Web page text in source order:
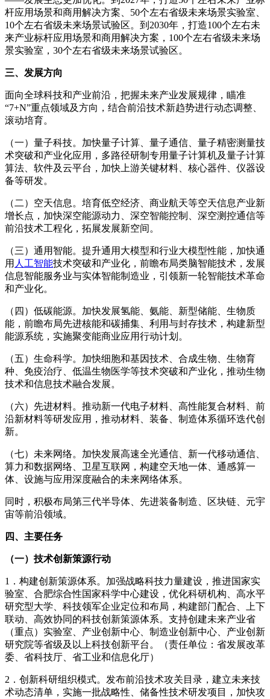
杆应用场景和商用解决方案、50个左右省级未来场景实验室、
10个左右省级未来场景试验区。到2030年，打造100个左右未
来产业标杆应用场景和商用解决方案，100个左右省级未来场
景实验室，30个左右省级未来场景试验区。
三、发展方向
面向全球科技和产业前沿，把握未来产业发展规律，瞄准
“7+N”重点领域及方向，结合前沿技术新趋势进行动态调整、
滚动培育。
（一）量子科技。加快量子计算、量子通信、量子精密测量技
术突破和产业化应用，多路径研制专用量子计算机及量子计算
算法、软件及云平台，加快上游关键材料、核心器件、仪器设
备等研发。
（二）空天信息。培育低空经济、商业航天等空天信息产业新
增长点，加快深空能源动力、深空智能控制、深空测控通信等
前沿技术工程化，拓展发展新空间。
（三）通用智能。提升通用大模型和行业大模型性能，加快通
用 人工智能技术突破和产业化，前瞻布局类脑智能技术，发展
信息智能服务业与实体智能制造业，引领新一轮智能技术革命
和产业化。
（四）低碳能源。加快发展氢能、氨能、新型储能、生物质
能，前瞻布局先进核能和碳捕集、利用与封存技术，构建新型
能源系统，实施聚变能商业应用行动计划。
（五）生命科学。加快细胞和基因技术、合成生物、生物育
种、免疫治疗、低温生物医学等技术突破和产业化，推动生物
技术和信息技术融合发展。
（六）先进材料。推动新一代电子材料、高性能复合材料、前
沿新材料等研发应用，推动材料、装备、制造体系循环迭代创
新。
（七）未来网络。加快发展高速全光通信、新一代移动通信、
算力和数据网络、卫星互联网，构建空天地一体、通感算一
体、设施与应用深度融合的未来网络体系。
同时，积极布局第三代半导体、先进装备制造、区块链、元宇
宙等前沿领域。
四、主要任务
（一）技术创新策源行动
1．构建创新策源体系。加强战略科技力量建设，推进国家实
验室、合肥综合性国家科学中心建设，优化科研机构、高水平
研究型大学、科技领军企业定位和布局，构建部门配合、上下
联动、高效协同的科技创新策源体系。支持创建未来产业省
（重点）实验室、产业创新中心、制造业创新中心、产业创新
研究院等省级及以上科技创新平台。（责任单位：省发展改革
委、省科技厅、省工业和信息化厅）
2．创新科研组织模式。发布前沿技术攻关目录，建立未来技
术动态清单，实施一批战略性、储备性技术研发项目，加快攻